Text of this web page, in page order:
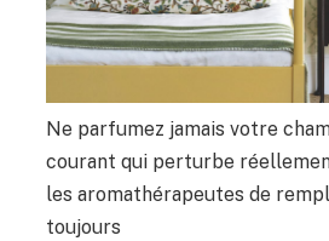
Ne parfumez jamais votre
courant qui perturbe
les aromathérapeutes de
toujours